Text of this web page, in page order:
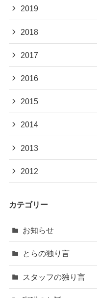
2019
2018
2017
2016
2015
2014
2013
2012
カテゴリー
お知らせ
とらの独り言
スタッフの独り言